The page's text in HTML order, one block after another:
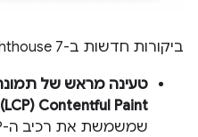
ביקורות חדשות ב-Lighthouse 7:
Contentful Paint (‏LCP)